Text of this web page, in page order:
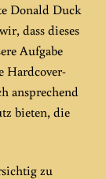
Donald Duck
dass dieses
Aufgabe
Hardcover-
ansprechend
bieten, die
zu